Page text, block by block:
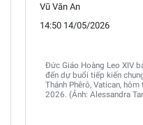
Vũ Văn An
14:50 14/05/2026
Đức Giáo Hoàng Leo XIV
đến dự buổi tiếp kiến
Thánh Phêrô, Vatican,
2026. (Ảnh: Alessandra